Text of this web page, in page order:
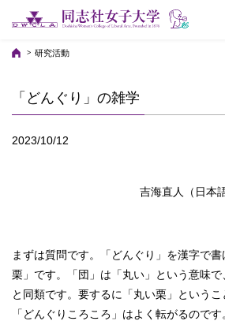
研究活動
「どんぐり」の雑学
2023/10/12
吉海直人（日本
まずは質問です。「どんぐり」を漢字で
栗」です。「団」は「丸い」という意味で
と同類です。要するに「丸い栗」という
「どんぐりころころ」はよく転がるのです